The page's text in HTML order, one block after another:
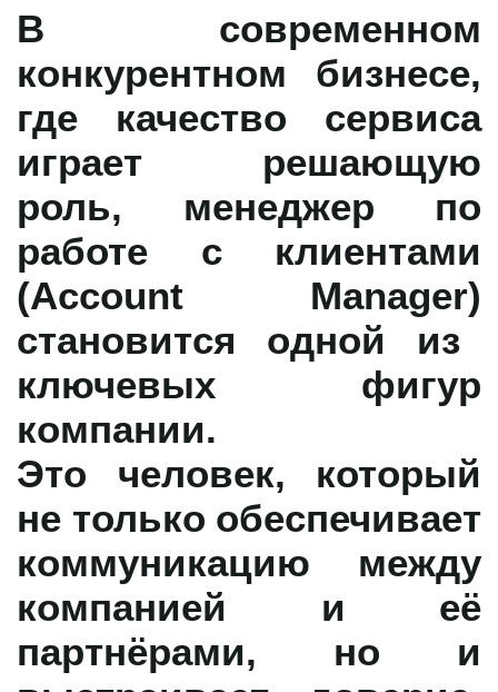
В современном
конкурентном бизнесе,
где качество сервиса
играет решающую
роль, менеджер по
работе с клиентами
(Account Manager)
становится одной из
ключевых фигур
компании.
Это человек, который
не только обеспечивает
коммуникацию между
компанией и её
партнёрами, но и